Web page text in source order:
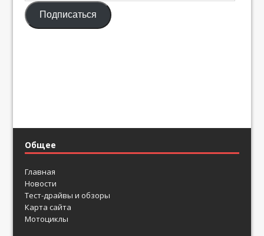
mail
адресПодписаться
Общее
Главная
Новости
Тест-драйвы и обзоры
Карта сайта
Мотоциклы